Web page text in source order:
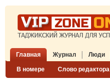
Главная Журнал
В номере Слово редактора
Люди